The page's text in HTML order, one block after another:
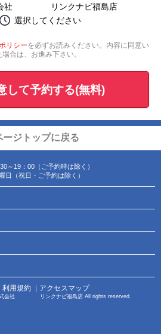
会社 リンクナビ福島店
選択してください
リシーを必ずお読みください。内容に同意い
合は、お進み下さい。
して予約する(無料)
ージトップに戻る
～19：00（ご予約時は除く）
日（祝日・ご予約は除く）
利用規約 ｜ アクセスマップ
式会社 リンクナビ福島店 All rights reserved.